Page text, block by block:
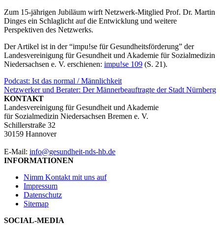
Zum 15-jährigen Jubiläum wirft Netzwerk-Mitglied Prof. Dr. Martin
Dinges ein Schlaglicht auf die Entwicklung und weitere
Perspektiven des Netzwerks.
Der Artikel ist in der “impu!se für Gesundheitsförderung” der
Landesvereinigung für Gesundheit und Akademie für Sozialmedizin
Niedersachsen e. V. erschienen: impu!se 109 (S. 21).
Beitragsnavigation
Podcast: Ist das normal / Männlichkeit
Netzwerker und Berater: Der Männerbeauftragte der Stadt Nürnberg
KONTAKT
Landesvereinigung für Gesundheit und Akademie
für Sozialmedizin Niedersachsen Bremen e. V.
Schillerstraße 32
30159 Hannover
E-Mail: info@gesundheit-nds-hb.de
INFORMATIONEN
Nimm Kontakt mit uns auf
Impressum
Datenschutz
Sitemap
SOCIAL-MEDIA